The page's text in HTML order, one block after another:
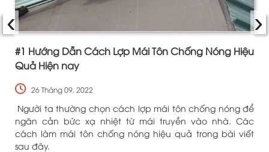
#1 Hướng Dẫn Cách Lợp Mái Tôn Chống Nóng Hiệu
Quả Hiện nay
26 Tháng 09, 2022
Người ta thường chọn cách lợp mái tôn chống nóng để
ngăn cản bức xạ nhiệt từ mái truyền vào nhà. Các
cách làm mái tôn chống nóng hiệu quả trong bài viết
sau đây.
‹ ›